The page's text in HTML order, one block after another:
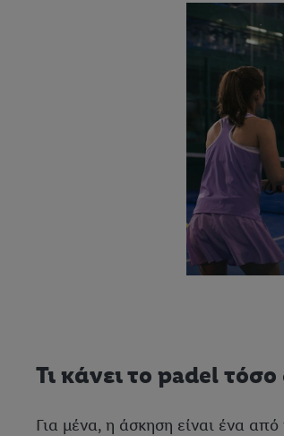
Τι κάνει το padel
Για μένα, η άσκηση είναι ένα